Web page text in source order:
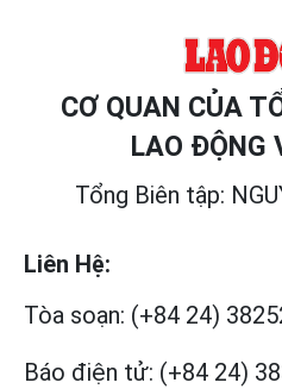
CƠ QUAN CỦA
LAO ĐỘNG
Tổng Biên tập:
Liên Hệ:
Tòa soạn: (+84 24)
Báo điện tử: (+84 24)